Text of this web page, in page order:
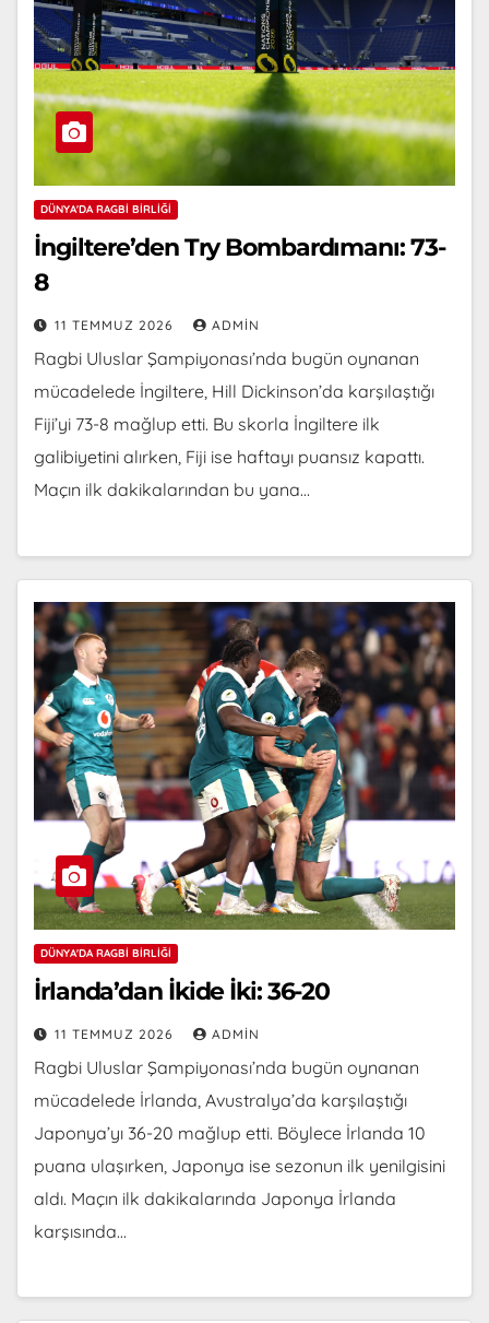
DÜNYA'DA RAGBI BIRLIĞI
İngiltere’den Try Bombardımanı: 73-
8
11 TEMMUZ 2026 ADMIN
Ragbi Uluslar Şampiyonası’nda bugün oynanan
mücadelede İngiltere, Hill Dickinson’da karşılaştığı
Fiji’yi 73-8 mağlup etti. Bu skorla İngiltere ilk
galibiyetini alırken, Fiji ise haftayı puansız kapattı.
Maçın ilk dakikalarından bu yana…
DÜNYA'DA RAGBI BIRLIĞI
İrlanda’dan İkide İki: 36-20
11 TEMMUZ 2026 ADMIN
Ragbi Uluslar Şampiyonası’nda bugün oynanan
mücadelede İrlanda, Avustralya’da karşılaştığı
Japonya’yı 36-20 mağlup etti. Böylece İrlanda 10
puana ulaşırken, Japonya ise sezonun ilk yenilgisini
aldı. Maçın ilk dakikalarında Japonya İrlanda
karşısında…